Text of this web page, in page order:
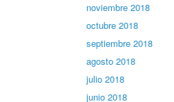
noviembre 2018
octubre 2018
septiembre 2018
agosto 2018
julio 2018
junio 2018